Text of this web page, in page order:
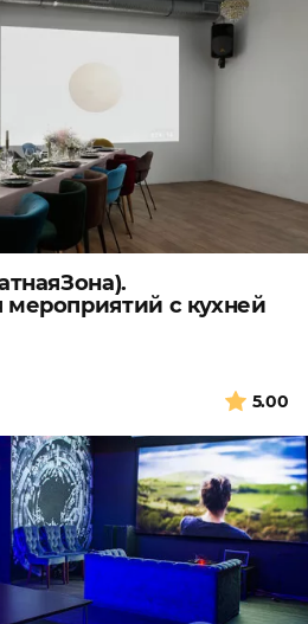
мероприятий с кухней
5.00